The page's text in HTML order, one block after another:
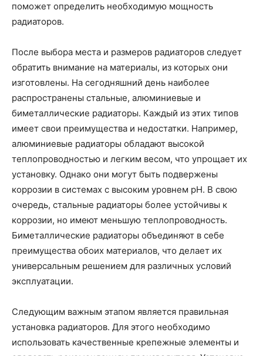
поможет определить необходимую мощность
радиаторов.
После выбора места и размеров радиаторов следует
обратить внимание на материалы, из которых они
изготовлены. На сегодняшний день наиболее
распространены стальные, алюминиевые и
биметаллические радиаторы. Каждый из этих типов
имеет свои преимущества и недостатки. Например,
алюминиевые радиаторы обладают высокой
теплопроводностью и легким весом, что упрощает их
установку. Однако они могут быть подвержены
коррозии в системах с высоким уровнем pH. В свою
очередь, стальные радиаторы более устойчивы к
коррозии, но имеют меньшую теплопроводность.
Биметаллические радиаторы объединяют в себе
преимущества обоих материалов, что делает их
универсальным решением для различных условий
эксплуатации.
Следующим важным этапом является правильная
установка радиаторов. Для этого необходимо
использовать качественные крепежные элементы и